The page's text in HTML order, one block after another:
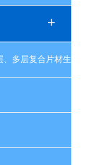
+
多层复合片材生产线